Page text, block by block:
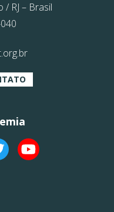
/ RJ – Brasil